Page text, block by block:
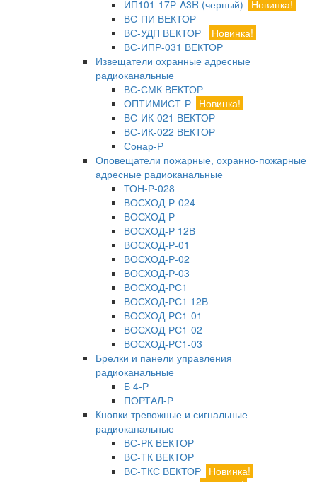
ИП101-17Р-A3R (черный)
Новинка!
ВС-ПИ ВЕКТОР
ВС-УДП ВЕКТОР
Новинка!
ВС-ИПР-031 ВЕКТОР
Извещатели охранные адресные
радиоканальные
ВС-СМК ВЕКТОР
ОПТИМИСТ-Р Новинка!
ВС-ИК-021 ВЕКТОР
ВС-ИК-022 ВЕКТОР
Сонар-Р
Оповещатели пожарные, охранно-пожарные
адресные радиоканальные
ТОН-Р-028
ВОСХОД-Р-024
ВОСХОД-Р
ВОСХОД-Р 12В
ВОСХОД-Р-01
ВОСХОД-Р-02
ВОСХОД-Р-03
ВОСХОД-РС1
ВОСХОД-РС1 12В
ВОСХОД-РС1-01
ВОСХОД-РС1-02
ВОСХОД-РС1-03
Брелки и панели управления
радиоканальные
Б 4-Р
ПОРТАЛ-Р
Кнопки тревожные и сигнальные
радиоканальные
ВС-РК ВЕКТОР
ВС-ТК ВЕКТОР
ВС-ТКС ВЕКТОР Новинка!